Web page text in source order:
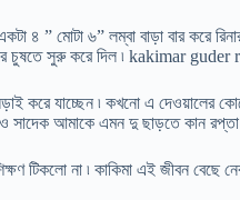
৪ ” মোটা ৬” লম্বা বাড়া বার করে
চুষতে সুরু করে দিল ৷ kakimar guder
করে যাচ্ছেন ৷ কখনো এ দেওয়ালের
আমাকে এমন দু ছাড়তে কান রপ্তা
টিকলো না ৷ কাকিমা এই জীবন বেছে